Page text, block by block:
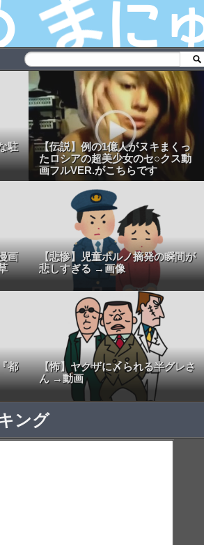
駐
【伝説】例の1億人がヌキまくっ
たロシアの超美少女のセ○クス動
画フルVER.がこちらです
画
【悲惨】児童ポルノ摘発の瞬間が
悲しすぎる →画像
都
【怖】ヤクザに〆られる半グレさ
ん →動画
ング